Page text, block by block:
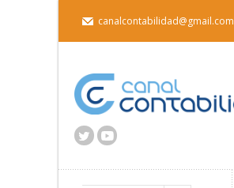
canalcontabilidad@gmail.com